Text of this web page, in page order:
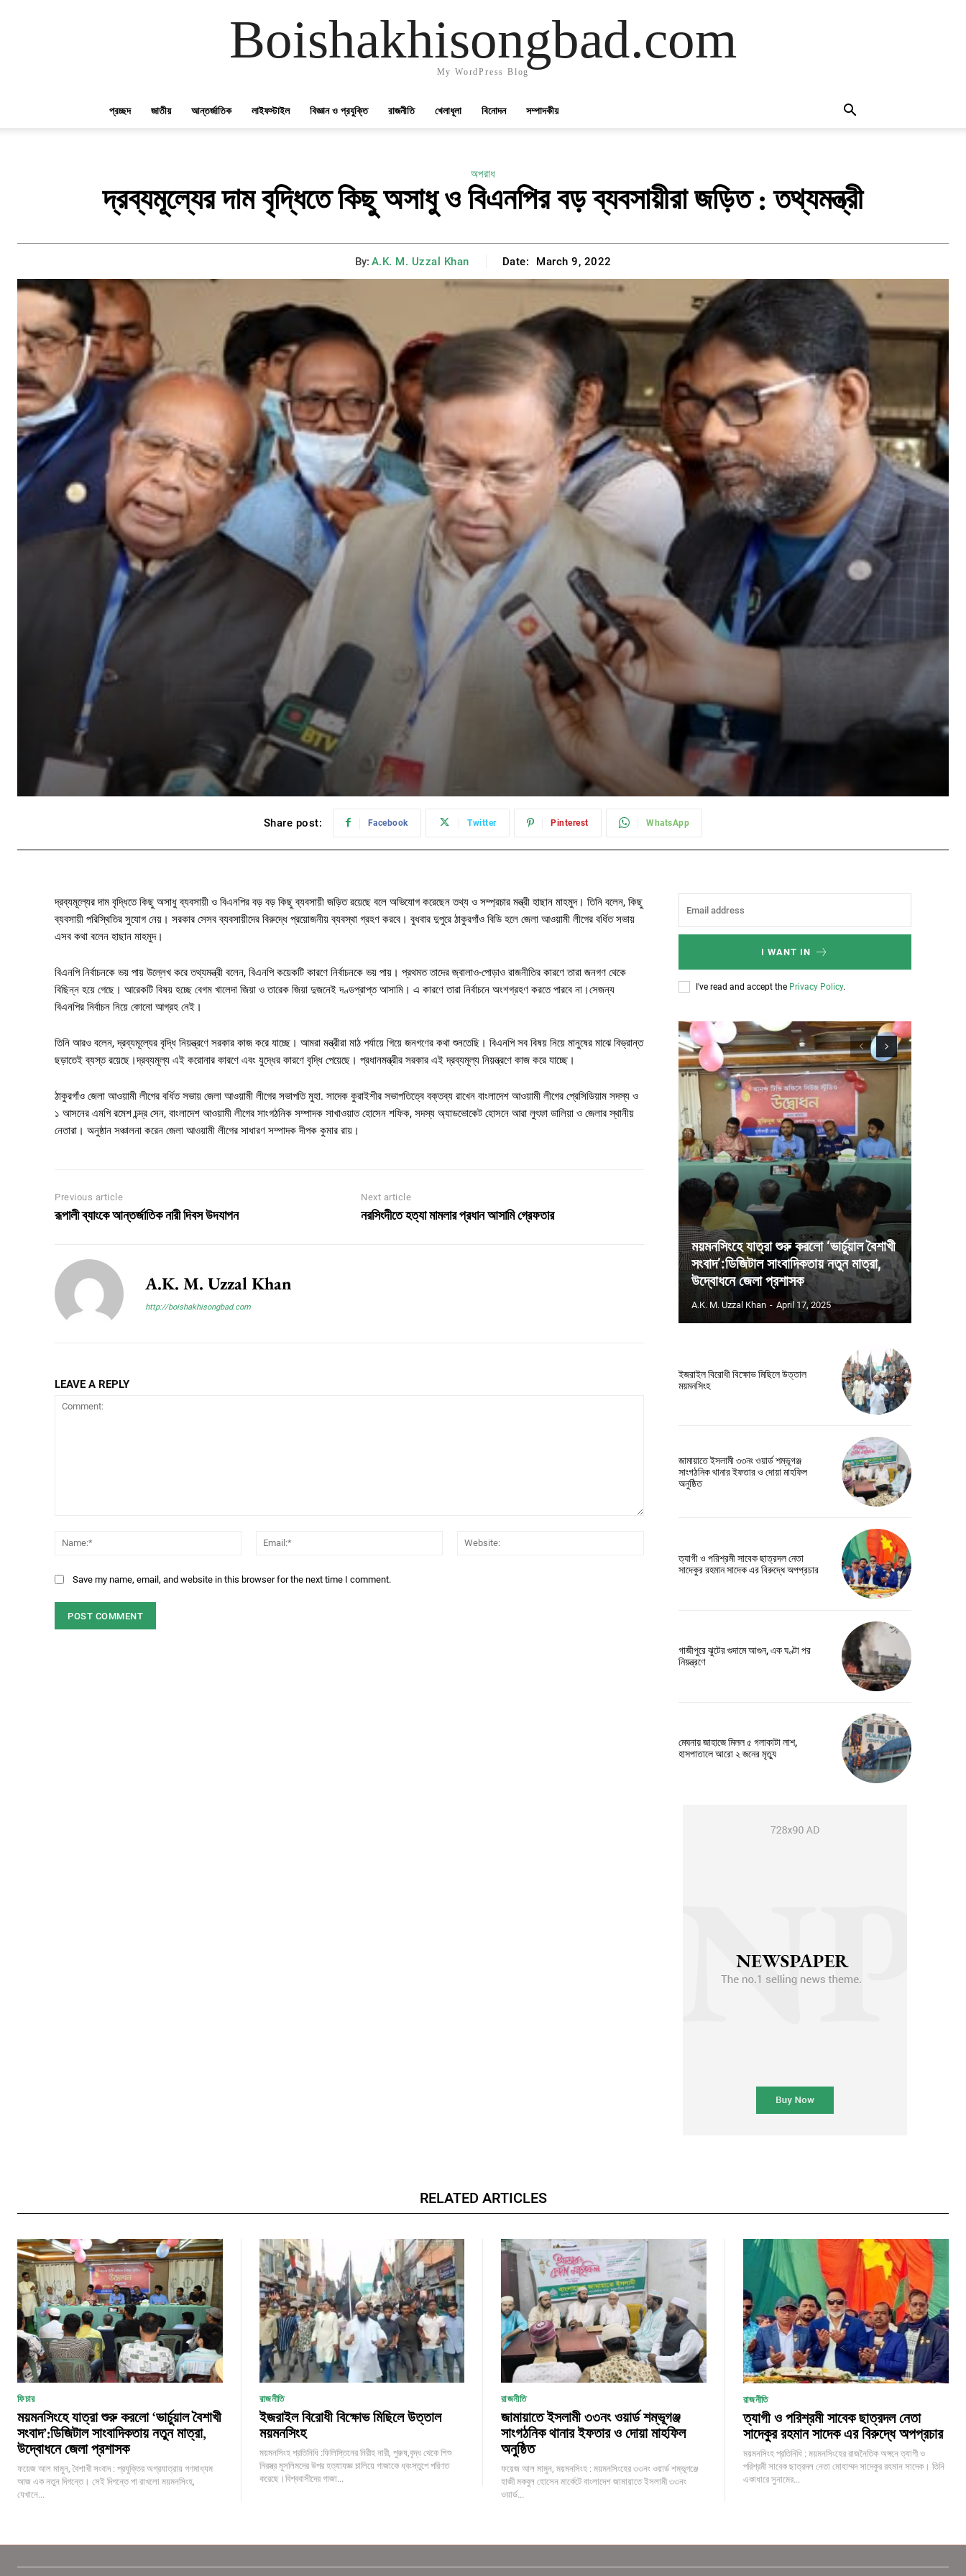
Boishakhisongbad.com
My WordPress Blog
প্রচ্ছদ জাতীয় আন্তর্জাতিক লাইফস্টাইল বিজ্ঞান ও প্রযুক্তি রাজনীতি খেলাধূলা বিনোদন সম্পাদকীয়
অপরাধ
দ্রব্যমূল্যের দাম বৃদ্ধিতে কিছু অসাধু ও বিএনপির বড় ব্যবসায়ীরা জড়িত : তথ্যমন্ত্রী
By: A.K. M. Uzzal Khan Date: March 9, 2022
Share post: Facebook Twitter Pinterest WhatsApp
দ্রব্যমূল্যের দাম বৃদ্ধিতে কিছু অসাধু ব্যবসায়ী ও বিএনপির বড় বড় কিছু ব্যবসায়ী জড়িত রয়েছে বলে অভিযোগ করেছেন তথ্য ও সম্প্রচার মন্ত্রী হাছান মাহমুদ। তিনি বলেন, কিছু
ব্যবসায়ী পরিস্থিতির সুযোগ নেয়। সরকার সেসব ব্যবসায়ীদের বিরুদ্ধে প্রয়োজনীয় ব্যবস্থা গ্রহণ করবে। বুধবার দুপুরে ঠাকুরগাঁও বিডি হলে জেলা আওয়ামী লীগের বর্ধিত সভায়
এসব কথা বলেন হাছান মাহমুদ।
বিএনপি নির্বাচনকে ভয় পায় উল্লেখ করে তথ্যমন্ত্রী বলেন, বিএনপি কয়েকটি কারণে নির্বাচনকে ভয় পায়। প্রথমত তাদের জ্বালাও-পোড়াও রাজনীতির কারণে তারা জনগণ থেকে
বিছিন্ন হয়ে গেছে। আরেকটি বিষয় হচ্ছে বেগম খালেদা জিয়া ও তারেক জিয়া দুজনেই দণ্ডপ্রাপ্ত আসামি। এ কারণে তারা নির্বাচনে অংশগ্রহণ করতে পারবে না।সেজন্য
বিএনপির নির্বাচন নিয়ে কোনো আগ্রহ নেই।
তিনি আরও বলেন, দ্রব্যমূল্যের বৃদ্ধি নিয়ন্ত্রণে সরকার কাজ করে যাচ্ছে। আমরা মন্ত্রীরা মাঠ পর্যায়ে গিয়ে জনগণের কথা শুনতেছি। বিএনপি সব বিষয় নিয়ে মানুষের মাঝে বিভ্রান্ত
ছড়াতেই ব্যস্ত রয়েছে।দ্রব্যমূল্য এই করোনার কারণে এবং যুদ্ধের কারণে বৃদ্ধি পেয়েছে। প্রধানমন্ত্রীর সরকার এই দ্রব্যমূল্য নিয়ন্ত্রণে কাজ করে যাচ্ছে।
ঠাকুরগাঁও জেলা আওয়ামী লীগের বর্ধিত সভায় জেলা আওয়ামী লীগের সভাপতি মুহা. সাদেক কুরাইশীর সভাপতিত্বে বক্তব্য রাখেন বাংলাদেশ আওয়ামী লীগের প্রেসিডিয়াম সদস্য ও
১ আসনের এমপি রমেশ চন্দ্র সেন, বাংলাদেশ আওয়ামী লীগের সাংগঠনিক সম্পাদক সাখাওয়াত হোসেন শফিক, সদস্য অ্যাডভোকেট হোসনে আরা লুৎফা ডালিয়া ও জেলার স্থানীয়
নেতারা। অনুষ্ঠান সঞ্চালনা করেন জেলা আওয়ামী লীগের সাধারণ সম্পাদক দীপক কুমার রায়।
Previous article
রূপালী ব্যাংকে আন্তর্জাতিক নারী দিবস উদযাপন
Next article
নরসিংদীতে হত্যা মামলার প্রধান আসামি গ্রেফতার
A.K. M. Uzzal Khan
http://boishakhisongbad.com
LEAVE A REPLY
Name:*
Email:*
Save my name, email, and website in this browser for the next time I comment.
I WANT IN
I've read and accept the Privacy Policy.
ময়মনসিংহে যাত্রা শুরু করলো ‘ভার্চুয়াল বৈশাখী
সংবাদ’:ডিজিটাল সাংবাদিকতায় নতুন মাত্রা,
উদ্বোধনে জেলা প্রশাসক
A.K. M. Uzzal Khan - April 17, 2025
ইজরাইল বিরোধী বিক্ষোভ মিছিলে উত্তাল
ময়মনসিংহ
জামায়াতে ইসলামী ৩৩নং ওয়ার্ড শম্ভূগঞ্জ
সাংগঠনিক থানার ইফতার ও দোয়া মাহফিল
অনুষ্ঠিত
ত্যাগী ও পরিশ্রমী সাবেক ছাত্রদল নেতা
সাদেকুর রহমান সাদেক এর বিরুদ্ধে অপপ্রচার
গাজীপুরে ঝুটের গুদামে আগুন, এক ঘণ্টা পর
নিয়ন্ত্রণে
মেঘনায় জাহাজে মিলল ৫ গলাকাটা লাশ,
হাসপাতালে আরো ২ জনের মৃত্যু
RELATED ARTICLES
ফিচার
ময়মনসিংহে যাত্রা শুরু করলো ‘ভার্চুয়াল বৈশাখী
সংবাদ’:ডিজিটাল সাংবাদিকতায় নতুন মাত্রা,
উদ্বোধনে জেলা প্রশাসক
ফয়েজ আল মামুন, বৈশাখী সংবাদ : প্রযুক্তির অগ্রযাত্রায় গণমাধ্যম
আজ এক নতুন দিগন্তে। সেই দিগন্তে পা রাখলো ময়মনসিংহ,
যেখানে...
রাজনীতি
ইজরাইল বিরোধী বিক্ষোভ মিছিলে উত্তাল
ময়মনসিংহ
ময়মনসিংহ প্রতিনিধি :ফিলিস্তিনের নিরীহ নারী, পুরুষ,বৃদ্ধ থেকে শিশু
নিরস্ত্র মুসলিমদের উপর হত্যাযজ্ঞ চালিয়ে গাজাকে ধ্বংস্তুপে পরিণত
করেছে।বিশ্ববাসীদের গাজা...
রাজনীতি
জামায়াতে ইসলামী ৩৩নং ওয়ার্ড শম্ভূগঞ্জ
সাংগঠনিক থানার ইফতার ও দোয়া মাহফিল
অনুষ্ঠিত
ফয়েজ আল মামুন, ময়মনসিংহ : ময়মনসিংহের ৩৩নং ওয়ার্ড শম্ভূগঞ্জে
হাজী মকবুল হোসেন মার্কেটে বাংলাদেশ জামায়াতে ইসলামী ৩৩নং
ওয়ার্ড...
রাজনীতি
ত্যাগী ও পরিশ্রমী সাবেক ছাত্রদল নেতা
সাদেকুর রহমান সাদেক এর বিরুদ্ধে অপপ্রচার
ময়মনসিংহ প্রতিনিধি : ময়মনসিংহের রাজনৈতিক অঙ্গনে ত্যাগী ও
পরিশ্রমী সাবেক ছাত্রদল নেতা মোহাম্মদ সাদেকুর রহমান সাদেক। তিনি
একাধারে সুনামের...